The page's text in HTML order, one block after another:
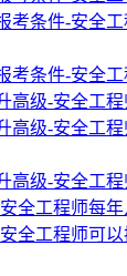
考条件-安全
考条件-安全
高级-安全工
高级-安全工
高级-安全工
全工程师每
全工程师可